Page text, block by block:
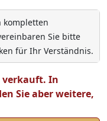
kompletten
Sie bitte
für Ihr Verständnis.
verkauft. In
Sie aber weitere,